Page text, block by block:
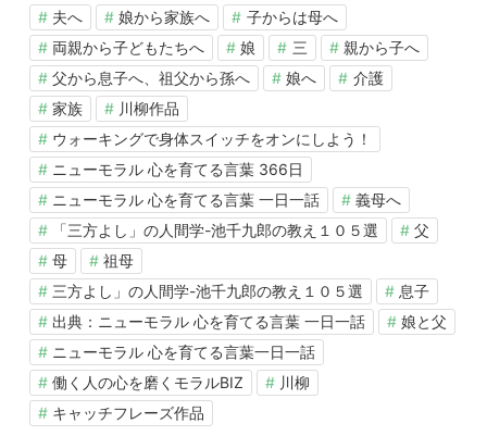
夫へ
娘から家族へ
子からは母へ
両親から子どもたちへ
娘 三
親から子へ
父から息子へ、祖父から孫へ
娘へ
介護
家族
川柳作品
ウォーキングで身体スイッチをオンにしよう！
ニューモラル 心を育てる言葉 366日
ニューモラル 心を育てる言葉 一日一話
義母へ
「三方よし」の人間学-池千九郎の教え１０５選
父
母
祖母
三方よし」の人間学-池千九郎の教え１０５選
息子
出典：ニューモラル 心を育てる言葉 一日一話
娘と父
ニューモラル 心を育てる言葉一日一話
働く人の心を磨くモラルBIZ
川柳
キャッチフレーズ作品